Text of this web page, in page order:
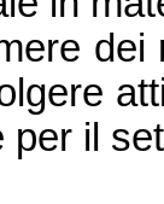
per il